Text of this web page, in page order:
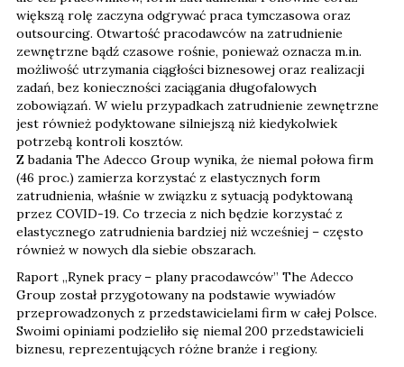
większą rolę zaczyna odgrywać praca tymczasowa oraz
outsourcing. Otwartość pracodawców na zatrudnienie
zewnętrzne bądź czasowe rośnie, ponieważ oznacza m.in.
możliwość utrzymania ciągłości biznesowej oraz realizacji
zadań, bez konieczności zaciągania długofalowych
zobowiązań. W wielu przypadkach zatrudnienie zewnętrzne
jest również podyktowane silniejszą niż kiedykolwiek
potrzebą kontroli kosztów.
Z badania The Adecco Group wynika, że niemal połowa firm
(46 proc.) zamierza korzystać z elastycznych form
zatrudnienia, właśnie w związku z sytuacją podyktowaną
przez COVID-19. Co trzecia z nich będzie korzystać z
elastycznego zatrudnienia bardziej niż wcześniej – często
również w nowych dla siebie obszarach.
Raport „Rynek pracy – plany pracodawców” The Adecco
Group został przygotowany na podstawie wywiadów
przeprowadzonych z przedstawicielami firm w całej Polsce.
Swoimi opiniami podzieliło się niemal 200 przedstawicieli
biznesu, reprezentujących różne branże i regiony.